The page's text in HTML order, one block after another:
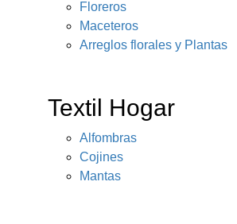
Floreros
Maceteros
Arreglos florales y Plantas
Textil Hogar
Alfombras
Cojines
Mantas